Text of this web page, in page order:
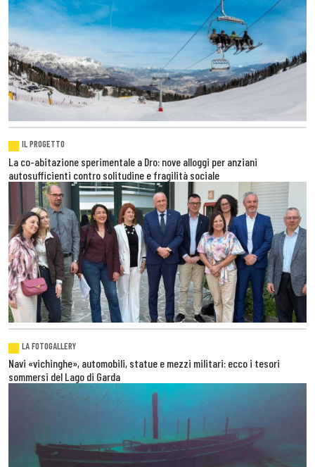
IL PROGETTO
La co-abitazione sperimentale a Dro: nove alloggi per anziani
autosufficienti contro solitudine e fragilità sociale
LA FOTOGALLERY
Navi «vichinghe», automobili, statue e mezzi militari: ecco i tesori
sommersi del Lago di Garda